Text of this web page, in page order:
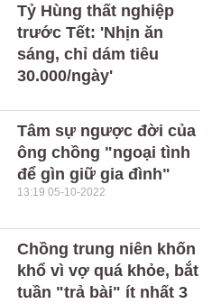
Tỷ Hùng thất nghiệp
trước Tết: 'Nhịn ăn
sáng, chỉ dám tiêu
30.000/ngày'
Tâm sự ngược đời của
ông chồng "ngoại tình
để gìn giữ gia đình"
13:19 05-10-2022
Chồng trung niên khốn
khổ vì vợ quá khỏe, bắt
tuần "trả bài" ít nhất 3